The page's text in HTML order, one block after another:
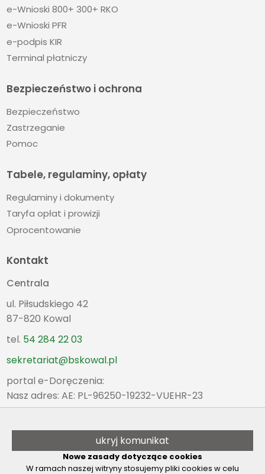
e-Wnioski 800+ 300+ RKO
e-Wnioski PFR
e-podpis KIR
Terminal płatniczy
Bezpieczeństwo i ochrona
Bezpieczeństwo
Zastrzeganie
Pomoc
Tabele, regulaminy, opłaty
Regulaminy i dokumenty
Taryfa opłat i prowizji
Oprocentowanie
Kontakt
Centrala
ul. Piłsudskiego 42
87-820 Kowal
tel. 54 284 22 03
sekretariat@bskowal.pl
portal e-Doręczenia:
Nasz adres: AE: PL-96250-19232-VUEHR-23
poniedziałek - piątek
8:00 - 15:30
54 284 22 03
Nowe zasady dotyczące cookies
W ramach naszej witryny stosujemy pliki cookies w celu
ukryj komunikat